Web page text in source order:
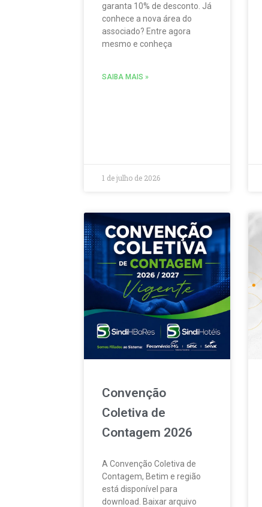
garanta 10% de desconto. Já
conhece a nova área do
associado? Entre agora
mesmo e conheça
SAIBA MAIS »
1 de julho de 2026
Convenção
Coletiva de
Contagem 2026
A Convenção Coletiva de
Contagem, Betim e região
está disponível para
download. Baixar arquivo